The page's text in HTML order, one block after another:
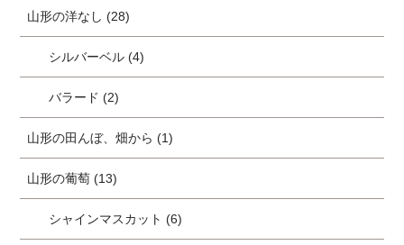
山形の洋なし (28)
シルバーベル (4)
バラード (2)
山形の田んぼ、畑から (1)
山形の葡萄 (13)
シャインマスカット (6)